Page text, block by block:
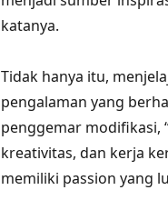
katanya.
Tidak hanya itu,
pengalaman yang
penggemar modifikasi,
kreativitas, dan kerja
memiliki passion yang